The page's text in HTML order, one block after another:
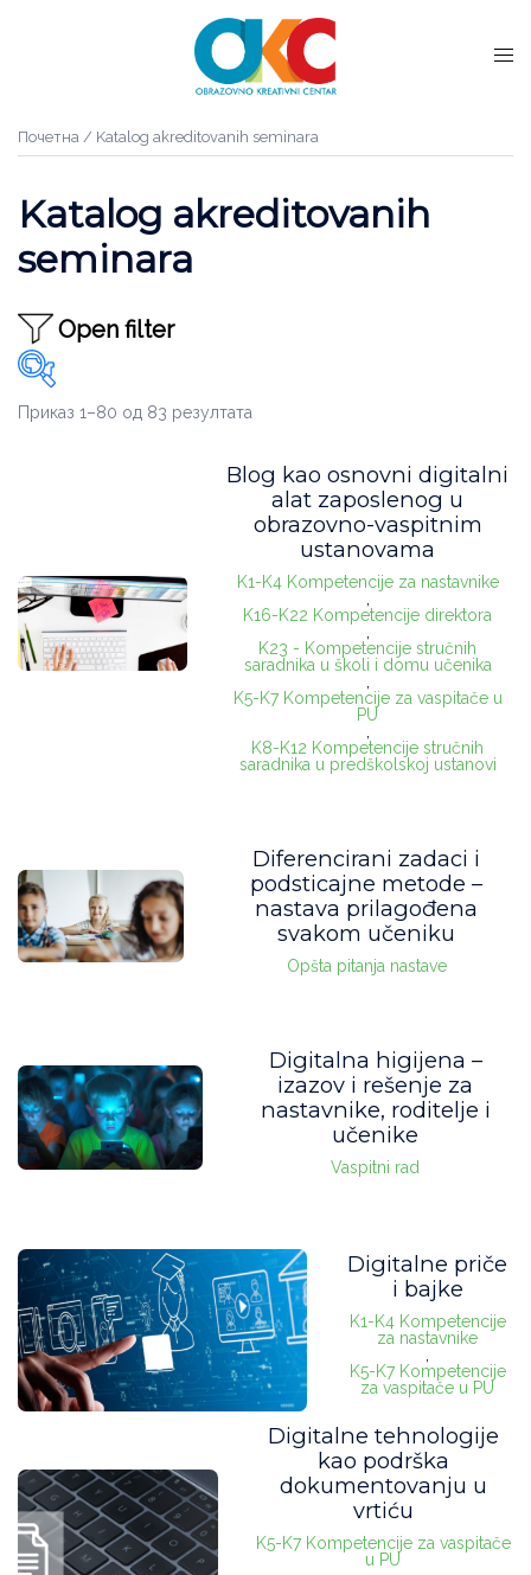
Почетна / Katalog akreditovanih seminara
Katalog akreditovanih
seminara
Open filter
Inform. tehnologije (38)
Nastava
Organizacija(26)
Nimalo (30)
Malo(15)
Seminar je namenjen
vaspitačima u PU
predmetnoj nast. SŠ(66)
pedagozima u PU (20)
pedagozima u školi (39)
vaspit. u domu uč.
direktorima(24)
psiholozima(25)
Приказ 1–80 од 83 резултата
Blog kao osnovni digitalni
alat zaposlenog u
obrazovno-vaspitnim
ustanovama
K1-K4 Kompetencije za nastavnike
K16-K22 Kompetencije direktora
K23 - Kompetencije stručnih
saradnika u školi i domu učenika
K5-K7 Kompetencije za vaspitače u
PU
K8-K12 Kompetencije stručnih
saradnika u predškolskoj ustanovi
Diferencirani zadaci i
podsticajne metode –
nastava prilagođena
svakom učeniku
Opšta pitanja nastave
Digitalna higijena –
izazov i rešenje za
nastavnike, roditelje i
učenike
Vaspitni rad
Digitalne priče
i bajke
K1-K4 Kompetencije
za nastavnike
K5-K7 Kompetencije
za vaspitače u PU
Digitalne tehnologije
kao podrška
dokumentovanju u
vrtiću
K5-K7 Kompetencije za vaspitače
u PU